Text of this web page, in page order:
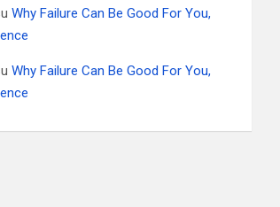
Why Failure Can Be Good For You,
Why Failure Can Be Good For You,